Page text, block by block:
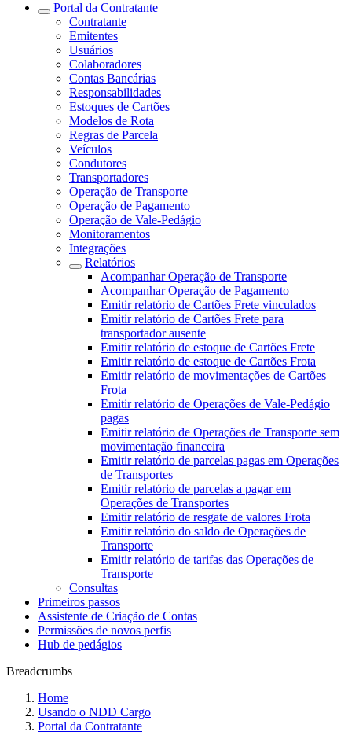
Portal da Contratante
Contratante
Emitentes
Usuários
Colaboradores
Contas Bancárias
Responsabilidades
Estoques de Cartões
Modelos de Rota
Regras de Parcela
Veículos
Condutores
Transportadores
Operação de Transporte
Operação de Pagamento
Operação de Vale-Pedágio
Monitoramentos
Integrações
Relatórios
Acompanhar Operação de Transporte
Acompanhar Operação de Pagamento
Emitir relatório de Cartões Frete vinculados
Emitir relatório de Cartões Frete para
transportador ausente
Emitir relatório de estoque de Cartões Frete
Emitir relatório de estoque de Cartões Frota
Emitir relatório de movimentações de Cartões
Frota
Emitir relatório de Operações de Vale-Pedágio
pagas
Emitir relatório de Operações de Transporte sem
movimentação financeira
Emitir relatório de parcelas pagas em Operações
de Transportes
Emitir relatório de parcelas a pagar em
Operações de Transportes
Emitir relatório de resgate de valores Frota
Emitir relatório do saldo de Operações de
Transporte
Emitir relatório de tarifas das Operações de
Transporte
Consultas
Primeiros passos
Assistente de Criação de Contas
Permissões de novos perfis
Hub de pedágios
Breadcrumbs
Home
Usando o NDD Cargo
Portal da Contratante